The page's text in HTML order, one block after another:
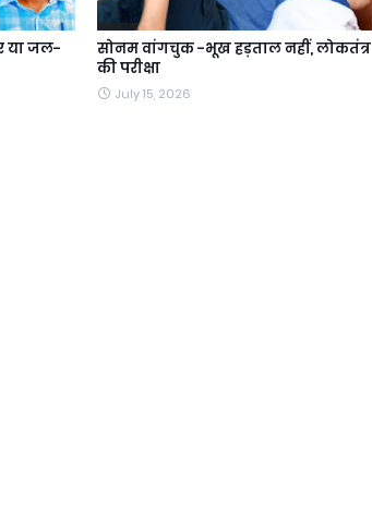
या जल-
सोनम वांगचुक -भूख हड़ताल नहीं, लोकतंत्र
की परीक्षा
July 15, 2026